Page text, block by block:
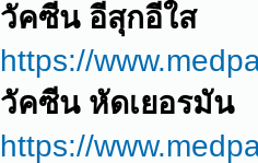
วัคซีน อีสุกอีใส
https://
วัคซีน หัดเยอรมัน
https://